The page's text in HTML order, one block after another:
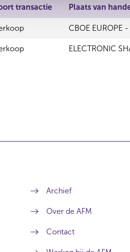
transactie Plaats van
CBOE EUROPE
ELECTRONIC
Archief
Over de AFM
Contact